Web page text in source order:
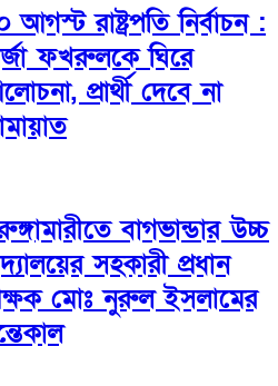
আগস্ট রাষ্ট্রপতি নির্বাচন :
ফখরুলকে ঘিরে
প্রার্থী দেবে না
বাগভান্ডার উচ্চ
সহকারী প্রধান
মোঃ নুরুল ইসলামের